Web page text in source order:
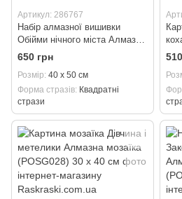
Артикул: 286767
Набір алмазної вишивки
Обійми нічного міста Алмазна
мозаїка (POSF043) 40 х 50 см
650 грн
Розмір 40 х 50 см
Форма стразів Квадратні
стрази